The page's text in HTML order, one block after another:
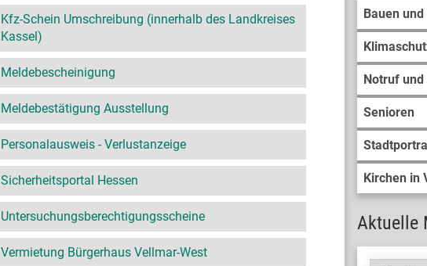
Bauen
Notruf
Senioren
Kirchen in
Aktuelle
Kfz-Schein Umschreibung (innerhalb des Landkreises
Kassel)
Meldebescheinigung
Meldebestätigung Ausstellung
Personalausweis - Verlustanzeige
Sicherheitsportal Hessen
Untersuchungsberechtigungsscheine
Vermietung Bürgerhaus Vellmar-West